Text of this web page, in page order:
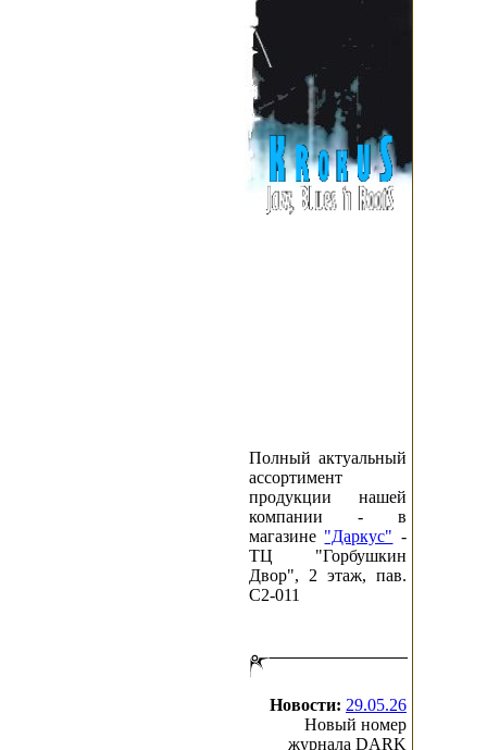
Полный актуальный
ассортимент
продукции нашей
компании - в
магазине "Даркус" -
ТЦ "Горбушкин
Двор", 2 этаж, пав.
C2-011
Новости: 29.05.26
Новый номер
журнала DARK